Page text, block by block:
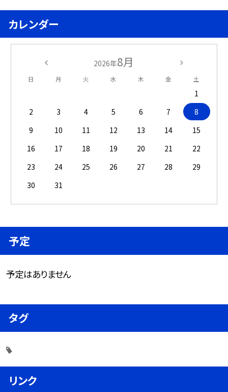
カレンダー
2026年8月
日 月 火 水 木 金 土
1
2
3 4 5 6 7
8
9
10 11 12 13 14
15
16
17 18 19 20 21
22
23
24 25 26 27 28
29
30
31
予定
予定はありません
タグ
リンク